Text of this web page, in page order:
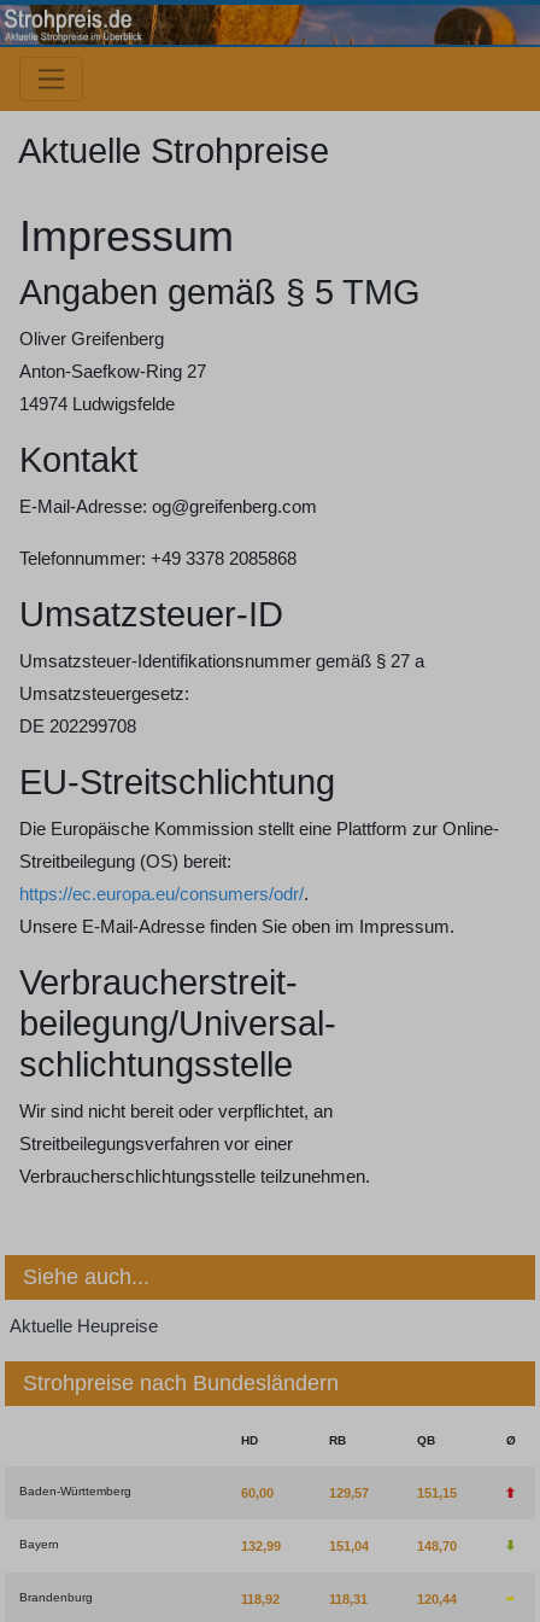
Aktuelle Strohpreise
Impressum
Angaben gemäß § 5 TMG
Oliver Greifenberg
Anton-Saefkow-Ring 27
14974 Ludwigsfelde
Kontakt
E-Mail-Adresse: og@greifenberg.com
Telefonnummer: +49 3378 2085868
Umsatzsteuer-ID
Umsatzsteuer-Identifikationsnummer gemäß § 27 a
Umsatzsteuergesetz:
DE 202299708
EU-Streitschlichtung
Die Europäische Kommission stellt eine Plattform zur Online-
Streitbeilegung (OS) bereit:
https://ec.europa.eu/consumers/odr/.
Unsere E-Mail-Adresse finden Sie oben im Impressum.
Verbraucher­streit­
beilegung/Universal­
schlichtungs­stelle
Wir sind nicht bereit oder verpflichtet, an
Streitbeilegungsverfahren vor einer
Verbraucherschlichtungsstelle teilzunehmen.
Siehe auch...
Aktuelle Heupreise
Strohpreise nach Bundesländern
HD RB QB Ø
Baden-Württemberg 60,00 129,57 151,15
Bayern 132,99 151,04 148,70
Brandenburg 118,92 118,31 120,44